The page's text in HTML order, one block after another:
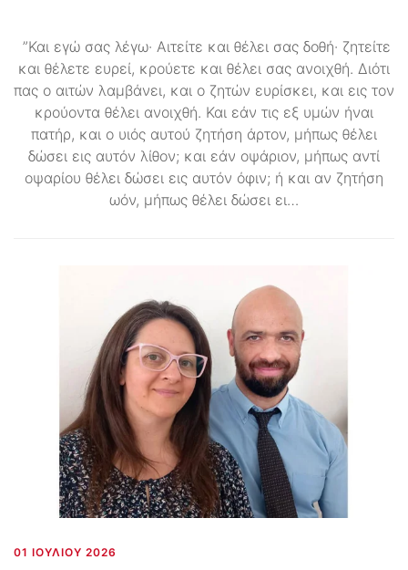
”Και εγώ σας λέγω· Αιτείτε και θέλει σας δοθή· ζητείτε
και θέλετε ευρεί, κρούετε και θέλει σας ανοιχθή. Διότι
πας ο αιτών λαμβάνει, και ο ζητών ευρίσκει, και εις τον
κρούοντα θέλει ανοιχθή. Και εάν τις εξ υμών ήναι
πατήρ, και ο υιός αυτού ζητήση άρτον, μήπως θέλει
δώσει εις αυτόν λίθον; και εάν οψάριον, μήπως αντί
οψαρίου θέλει δώσει εις αυτόν όφιν; ή και αν ζητήση
ωόν, μήπως θέλει δώσει ει…
01 ΙΟΥΛΊΟΥ 2026